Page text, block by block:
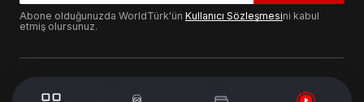
Abone olduğunuzda WorldTürk'ün Kullanıcı Sözleşmesini kabul
etmiş olursunuz.
© 2024 WorldTurk. Tüm Hakları Saklıdır. - Tasarım & Geliştirme :